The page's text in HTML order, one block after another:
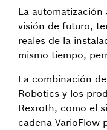
La
visión de futuro,
reales de la
mismo tiempo,
La combinación
Robotics y los
Rexroth, como el
cadena VarioFlow